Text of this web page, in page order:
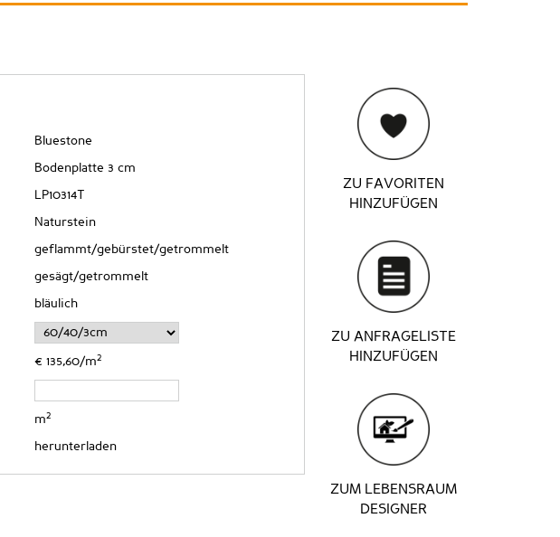
Bluestone
Bodenplatte 3 cm
LP10314T
Naturstein
geflammt/gebürstet/getrommelt
gesägt/getrommelt
bläulich
€ 135,60/m2
m2
herunterladen
ZU FAVORITEN
HINZUFÜGEN
ZU ANFRAGELISTE
HINZUFÜGEN
ZUM LEBENSRAUM
DESIGNER